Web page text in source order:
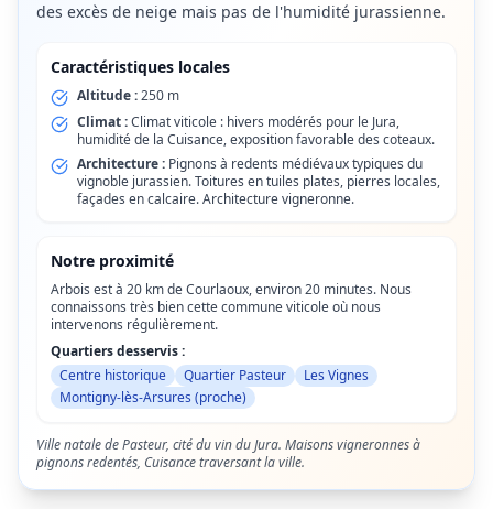
des excès de neige mais pas de l'humidité jurassienne.
Caractéristiques locales
Altitude :250 m
Climat :Climat viticole : hivers modérés pour le Jura,
humidité de la Cuisance, exposition favorable des coteaux.
Architecture : Pignons à redents médiévaux typiques du
vignoble jurassien. Toitures en tuiles plates, pierres locales,
façades en calcaire. Architecture vigneronne.
Notre proximité
Arbois est à 20 km de Courlaoux, environ 20 minutes. Nous
connaissons très bien cette commune viticole où nous
intervenons régulièrement.
Quartiers desservis :
Centre historique
Quartier Pasteur
Les Vignes
Montigny-lès-Arsures (proche)
Ville natale de Pasteur, cité du vin du Jura. Maisons vigneronnes à
pignons redentés, Cuisance traversant la ville.